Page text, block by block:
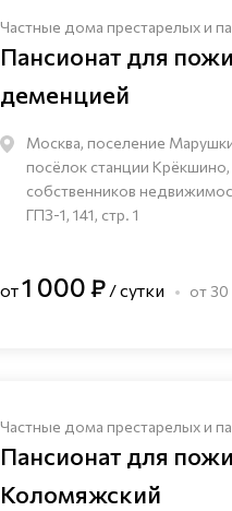
Частные дома престарелых и
Пансионат для
деменцией
Москва, поселение
посёлок станции
собственников
ГПЗ-1, 141, стр. 1
от1 000 ₽ / сутки от
Частные дома престарелых и
Пансионат для
Коломяжский